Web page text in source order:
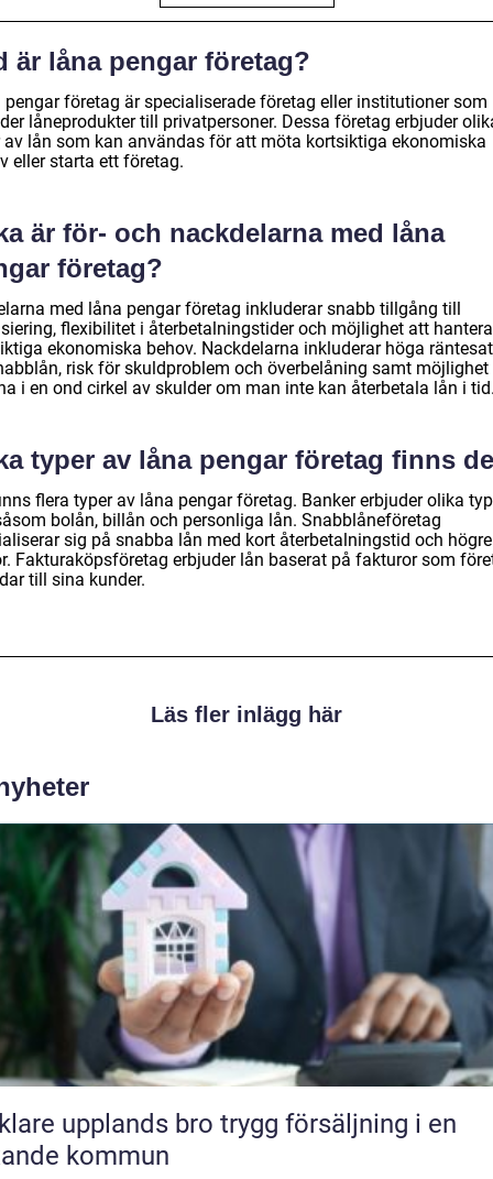
är låna pengar företag?
pengar företag är specialiserade företag eller institutioner som
låneprodukter till privatpersoner. Dessa företag erbjuder
av lån som kan användas för att möta kortsiktiga ekonomiska
eller starta ett företag.
är för- och nackdelarna med låna
företag?
med låna pengar företag inkluderar snabb tillgång till
flexibilitet i återbetalningstider och möjlighet att hantera
ekonomiska behov. Nackdelarna inkluderar höga
risk för skuldproblem och överbelåning samt
i en ond cirkel av skulder om man inte kan återbetala lån i
typer av låna pengar företag finns
flera typer av låna pengar företag. Banker erbjuder olika
bolån, billån och personliga lån. Snabblåneföretag
sig på snabba lån med kort återbetalningstid och högre
Fakturaköpsföretag erbjuder lån baserat på fakturor som
till sina kunder.
Läs fler inlägg här
upplands bro trygg försäljning i en
kommun